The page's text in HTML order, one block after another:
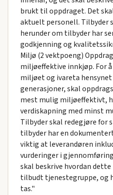
brukt til oppdraget. Det
aktuelt personell. Tilbyder
herunder om tilbyder har
godkjenning og
Miljø (2 vektpoeng)
miljøeffektive innkjøp. For
miljøet og ivareta
generasjoner, skal
mest mulig miljøeffektivt,
verdiskapning med minst
Tilbyder skal redegjøre for
tilbyder har en
viktig at leverandøren
vurderinger i
skal beskrive hvordan
tilbudt tjenestegruppe, og
tas."